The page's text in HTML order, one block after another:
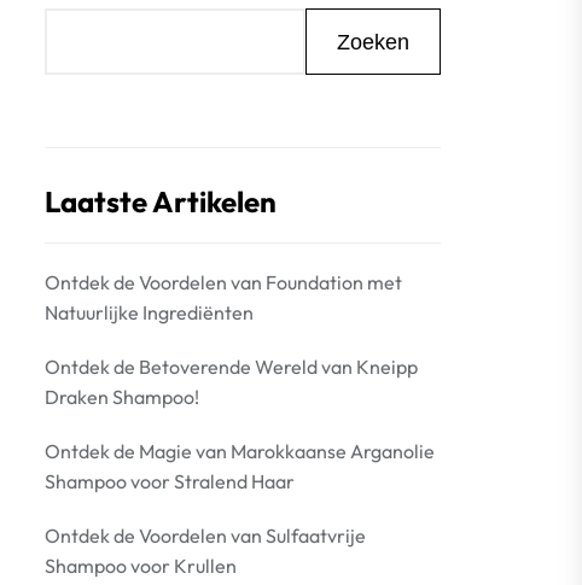
Zoeken
Laatste Artikelen
Ontdek de Voordelen van Foundation met
Natuurlijke Ingrediënten
Ontdek de Betoverende Wereld van Kneipp
Draken Shampoo!
Ontdek de Magie van Marokkaanse Arganolie
Shampoo voor Stralend Haar
Ontdek de Voordelen van Sulfaatvrije
Shampoo voor Krullen